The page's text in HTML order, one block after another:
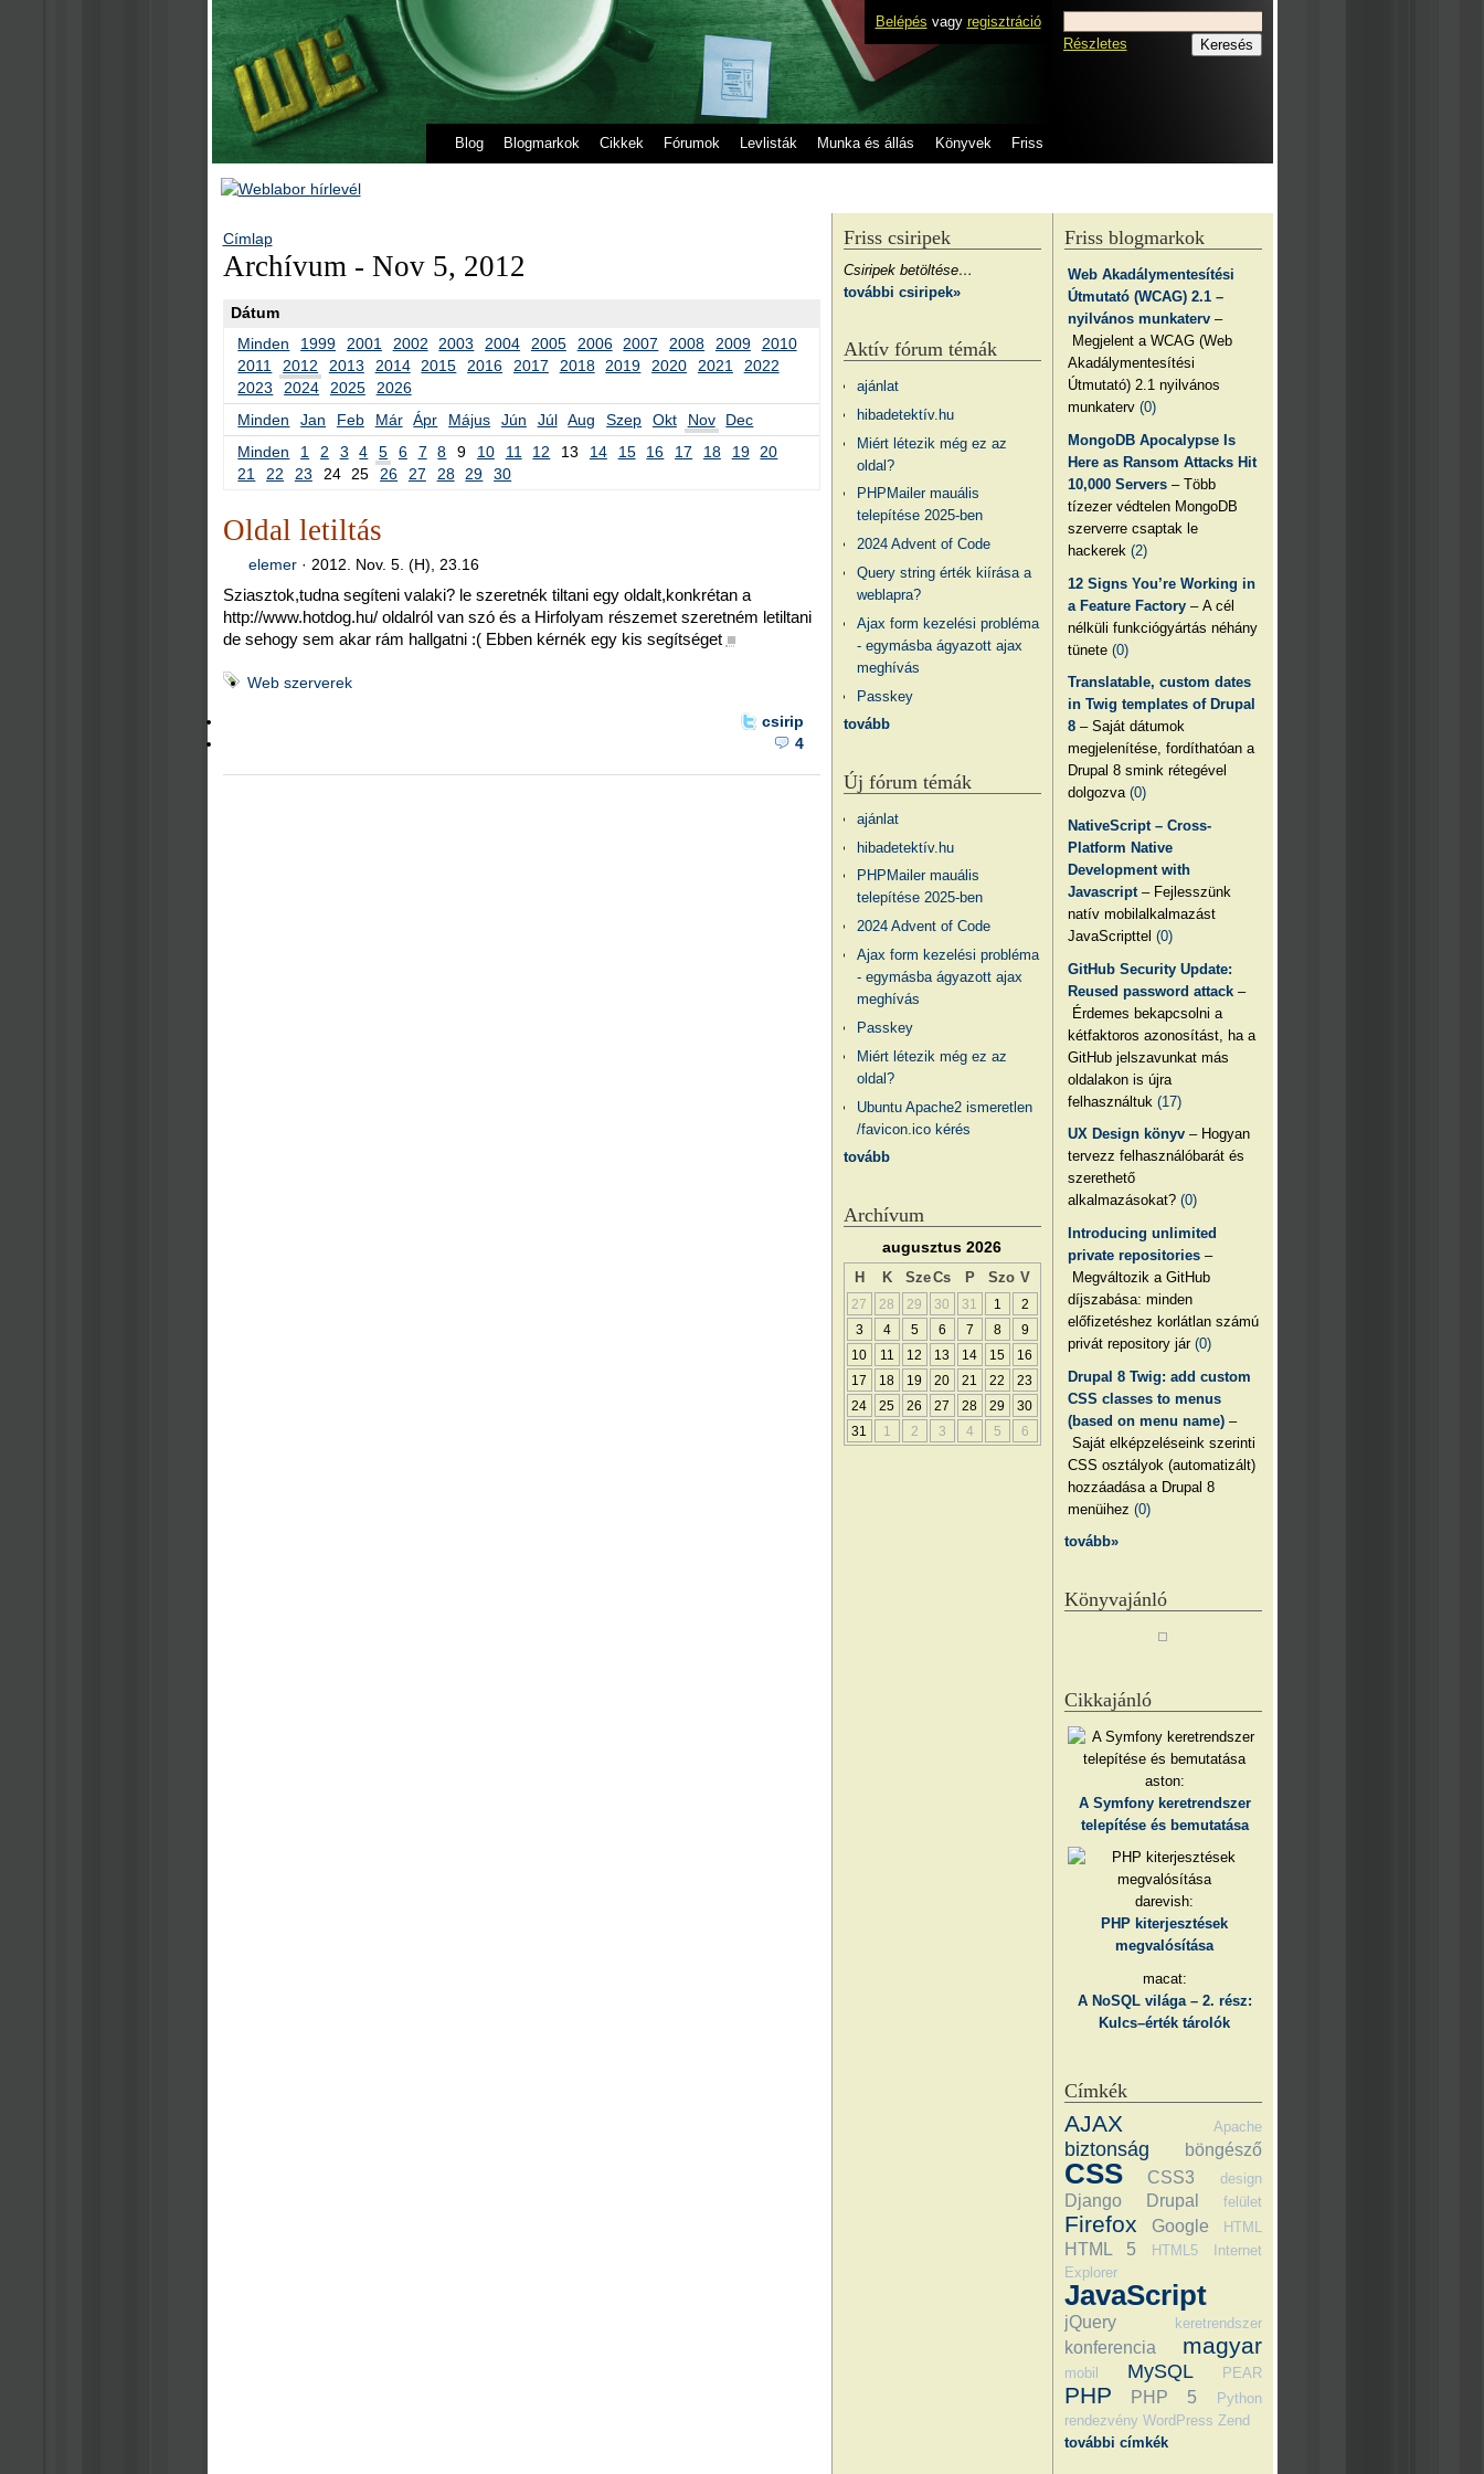
Belépés vagy regisztráció
Blog Blogmarkok Cikkek Fórumok Levlisták Munka és állás Könyvek Friss
Részletes
Címlap
Archívum - Nov 5, 2012
Dátum
Minden
1999 2001 2002 2003 2004 2005 2006 2007 2008 2009
2010
2011
2012 2013 2014 2015 2016 2017 2018 2019 2020 2021
2022
2023
2024 2025
2026
Minden
Jan Feb Már Ápr Május Jún Júl Aug Szep Okt Nov
Dec
Minden
1 2 3 4 5 6 7 8 9 10 11 12 13 14 15 16 17 18 19
20
21
22 23 24 25 26 27 28 29 30
Oldal letiltás
elemer ·2012. Nov. 5. (H), 23.16
Sziasztok,tudna segíteni valaki? le szeretnék tiltani egy oldalt,konkrétan a
http://www.hotdog.hu/ oldalról van szó és a Hirfolyam részemet szeretném letiltani
de sehogy sem akar rám hallgatni :( Ebben kérnék egy kis segítséget ■
Web szerverek
csirip
4
Friss blogmarkok
Web Akadálymentesítési
Útmutató (WCAG) 2.1 –
nyilvános munkaterv –
Megjelent a WCAG (Web
Akadálymentesítési
Útmutató) 2.1 nyilvános
munkaterv(0)
MongoDB Apocalypse Is
Here as Ransom Attacks Hit
10,000 Servers – Több
tízezer védtelen MongoDB
szerverre csaptak le
hackerek(2)
12 Signs You’re Working in
a Feature Factory – A cél
nélküli funkciógyártás néhány
tünete(0)
Translatable, custom dates
in Twig templates of Drupal
8 – Saját dátumok
megjelenítése, fordíthatóan a
Drupal 8 smink rétegével
dolgozva(0)
NativeScript – Cross-
Platform Native
Development with
Javascript – Fejlesszünk
natív mobilalkalmazást
JavaScripttel(0)
GitHub Security Update:
Reused password attack –
Érdemes bekapcsolni a
kétfaktoros azonosítást, ha a
GitHub jelszavunkat más
oldalakon is újra
felhasználtuk(17)
UX Design könyv – Hogyan
tervezz felhasználóbarát és
szerethető
alkalmazásokat?(0)
Introducing unlimited
private repositories –
Megváltozik a GitHub
díjszabása: minden
előfizetéshez korlátlan számú
privát repository jár(0)
Drupal 8 Twig: add custom
CSS classes to menus
(based on menu name) –
Saját elképzeléseink szerinti
CSS osztályok (automatizált)
hozzáadása a Drupal 8
menüihez(0)
tovább»
Könyvajánló
Cikkajánló
aston:
A Symfony keretrendszer
telepítése és bemutatása
darevish:
PHP kiterjesztések
megvalósítása
macat:
A NoSQL világa – 2. rész:
Kulcs–érték tárolók
Címkék
AJAX Apache
biztonság böngésző
CSS CSS3 design
Django Drupal felület
Firefox Google HTML
HTML 5 HTML5
Internet
Explorer
JavaScript
jQuery keretrendszer
konferencia magyar
mobil MySQL PEAR
PHP PHP 5
Python
rendezvény WordPress Zend
további címkék
Friss csiripek
Csiripek betöltése…
további csiripek»
Aktív fórum témák
ajánlat
hibadetektív.hu
Miért létezik még ez az
oldal?
PHPMailer mauális
telepítése 2025-ben
2024 Advent of Code
Query string érték kiírása a
weblapra?
Ajax form kezelési probléma
- egymásba ágyazott ajax
meghívás
Passkey
tovább
Új fórum témák
ajánlat
hibadetektív.hu
PHPMailer mauális
telepítése 2025-ben
2024 Advent of Code
Ajax form kezelési probléma
- egymásba ágyazott ajax
meghívás
Passkey
Miért létezik még ez az
oldal?
Ubuntu Apache2 ismeretlen
/favicon.ico kérés
tovább
Archívum
augusztus 2026
H K SzeCs P Szo V
27 28 29 30 31 1
2
3
4 5 6 7 8
9
10
11 12 13 14 15
16
17
18 19 20 21 22
23
24
25 26 27 28 29
30
31
1 2 3 4 5 6